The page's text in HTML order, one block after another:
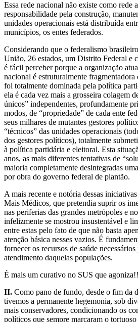
Essa rede nacional não existe como rede
responsabilidade pela construção,
unidades operacionais está distribuída
municípios, os entes federados.
Considerando que o federalismo
União, 26 estados, um Distrito Federal e
é fácil perceber porque a organização
nacional é estruturalmente fragmentadora
foi totalmente dominada pela política
ela é cada vez mais a grosseira colagem
únicos” independentes, profundamente
modos, de “propriedade” de cada ente
seus milhares de mutantes gestores
“técnicos” das unidades operacionais
dos gestores políticos), totalmente
à política partidária e eleitoral. Esta
anos, as mais diferentes tentativas de
maioria completamente desintegradas
por obra do governo federal de plantão.
A mais recente e notória dessas
Mais Médicos, que pretendia suprir os
nas periferias das grandes metrópoles e
infelizmente se mostrou insustentável e
entre estas pelo fato de que não basta
atenção básica nesses vazios. É
fornecer os recursos de saúde
atendimento daquelas populações.
É mais um curativo no SUS que
II. Como pano de fundo, desde o fim da
tivemos a permanente hegemonia, sob
mais conservadores, condicionando os
políticos que sempre marcaram o